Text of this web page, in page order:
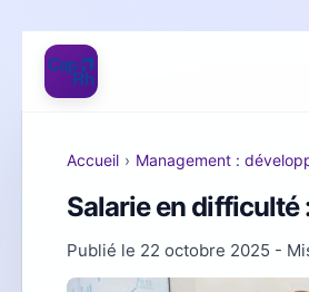
Accueil › Management :
Salarie en
Publié le 22 octobre 2025 -